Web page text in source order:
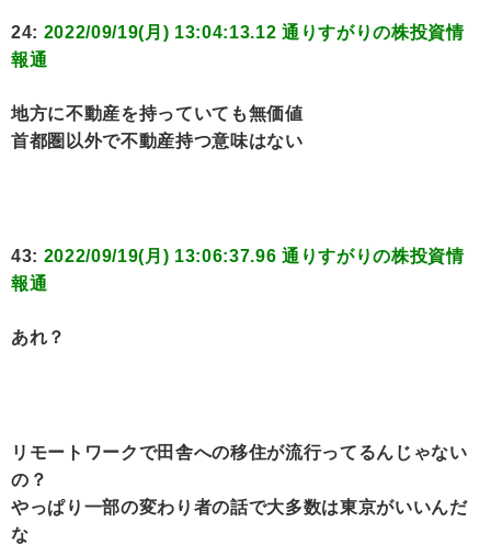
24: 2022/09/19(月) 13:04:13.12 通りすがりの株投資情
報通
地方に不動産を持っていても無価値
首都圏以外で不動産持つ意味はない
43: 2022/09/19(月) 13:06:37.96 通りすがりの株投資情
報通
あれ？
リモートワークで田舎への移住が流行ってるんじゃない
の？
やっぱり一部の変わり者の話で大多数は東京がいいんだ
な